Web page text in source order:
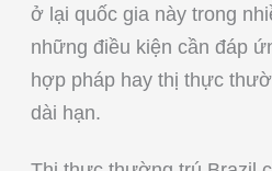
ở lại quốc gia này trong
những điều kiện cần đáp
hợp pháp hay thị thực
dài hạn.